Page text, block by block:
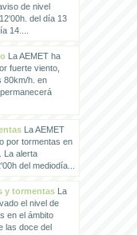
de nivel
del día 13
14....
La AEMET ha
fuerte viento,
80km/h. en
La AEMET
por tormentas en
La alerta
del mediodía...
y tormentasLa
el nivel de
en el ámbito
las doce del